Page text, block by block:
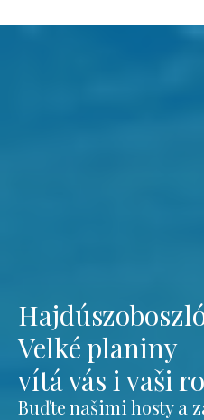
Velké planiny
vítá vás i vaši
Buďte našimi hosty a